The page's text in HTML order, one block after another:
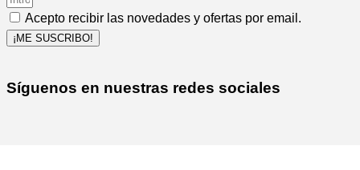
Acepto recibir las novedades y ofertas por email.
¡ME SUSCRIBO!
Síguenos en nuestras redes sociales